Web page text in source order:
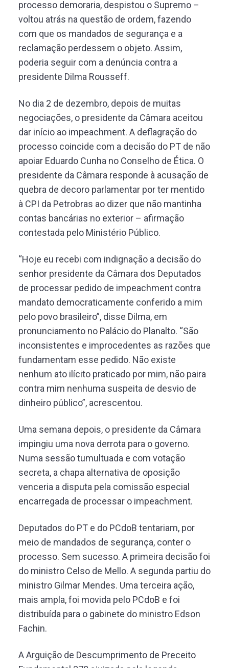
processo demoraria, despistou o Supremo –
voltou atrás na questão de ordem, fazendo
com que os mandados de segurança e a
reclamação perdessem o objeto. Assim,
poderia seguir com a denúncia contra a
presidente Dilma Rousseff.
No dia 2 de dezembro, depois de muitas
negociações, o presidente da Câmara aceitou
dar início ao impeachment. A deflagração do
processo coincide com a decisão do PT de não
apoiar Eduardo Cunha no Conselho de Ética. O
presidente da Câmara responde à acusação de
quebra de decoro parlamentar por ter mentido
à CPI da Petrobras ao dizer que não mantinha
contas bancárias no exterior – afirmação
contestada pelo Ministério Público.
“Hoje eu recebi com indignação a decisão do
senhor presidente da Câmara dos Deputados
de processar pedido de impeachment contra
mandato democraticamente conferido a mim
pelo povo brasileiro”, disse Dilma, em
pronunciamento no Palácio do Planalto. “São
inconsistentes e improcedentes as razões que
fundamentam esse pedido. Não existe
nenhum ato ilícito praticado por mim, não paira
contra mim nenhuma suspeita de desvio de
dinheiro público”, acrescentou.
Uma semana depois, o presidente da Câmara
impingiu uma nova derrota para o governo.
Numa sessão tumultuada e com votação
secreta, a chapa alternativa de oposição
venceria a disputa pela comissão especial
encarregada de processar o impeachment.
Deputados do PT e do PCdoB tentariam, por
meio de mandados de segurança, conter o
processo. Sem sucesso. A primeira decisão foi
do ministro Celso de Mello. A segunda partiu do
ministro Gilmar Mendes. Uma terceira ação,
mais ampla, foi movida pelo PCdoB e foi
distribuída para o gabinete do ministro Edson
Fachin.
A Arguição de Descumprimento de Preceito